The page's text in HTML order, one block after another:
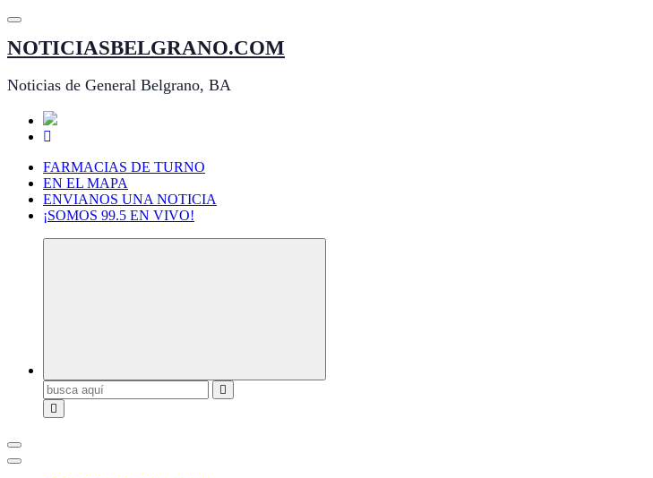
Saltar
contenido
NOTICIASBELGRANO.COM
Noticias de General Belgrano, BA
FARMACIAS DE TURNO
EN EL MAPA
ENVIANOS UNA NOTICIA
¡SOMOS 99.5 EN VIVO!
Buscar: